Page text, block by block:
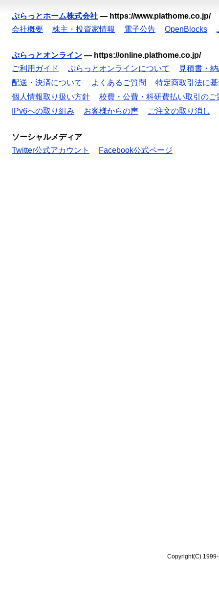
ぷらっとホーム株式会社 — https://www.plathome.co.jp/
会社概要
株主・投資家情報 電子公告 OpenBlocks
ぷらっとオンライン — https://online.plathome.co.jp/
ご利用ガイド
ぷらっとオンラインについて
見積書・
配送・決済について
よくあるご質問
特定商取引法に
個人情報取り扱い方針
校費・公費・科研費払い取引のご
IPv6への取り組み
お客様からの声 ご注文の取り消し
ソーシャルメディア
Twitter公式アカウント
Facebook公式ページ
Copyright(C)